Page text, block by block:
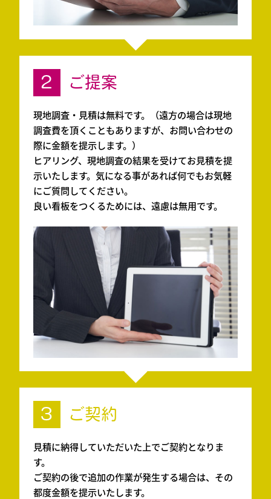
2 ご提案
現地調査・見積は無料です。（遠方の場合は現地
調査費を頂くこともありますが、お問い合わせの
際に金額を提示します。）
ヒアリング、現地調査の結果を受けてお見積を提
示いたします。気になる事があれば何でもお気軽
にご質問してください。
良い看板をつくるためには、遠慮は無用です。
3 ご契約
見積に納得していただいた上でご契約となりま
す。
ご契約の後で追加の作業が発生する場合は、その
都度金額を提示いたします。